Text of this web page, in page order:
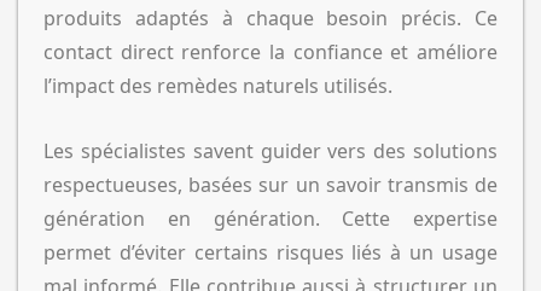
produits adaptés à chaque besoin précis. Ce
contact direct renforce la confiance et améliore
l’impact des remèdes naturels utilisés.
Les spécialistes savent guider vers des solutions
respectueuses, basées sur un savoir transmis de
génération en génération. Cette expertise
permet d’éviter certains risques liés à un usage